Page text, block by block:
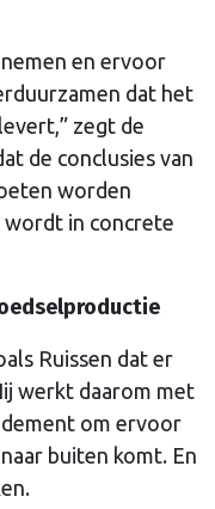
en ervoor
dat het
zegt de
de conclusies van
worden
in concrete
Ruissen dat er
werkt daarom met
om ervoor
buiten komt. En